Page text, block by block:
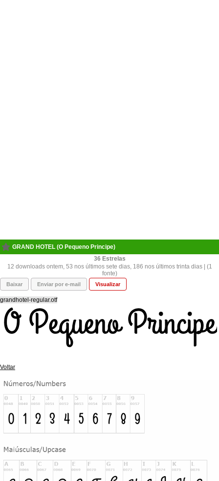
GRAND HOTEL (O Pequeno Principe)
36
12 downloads ontem, 53 nos últimos sete dias, 186 nos últimos trinta dias | (1
fonte)
Baixar Enviar por e-mail Visualizar
grandhotel-regular.otf
Voltar